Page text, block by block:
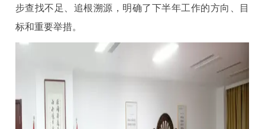
步查找不足、追根溯源，明确了下半年工作的方向、目
标和重要举措。